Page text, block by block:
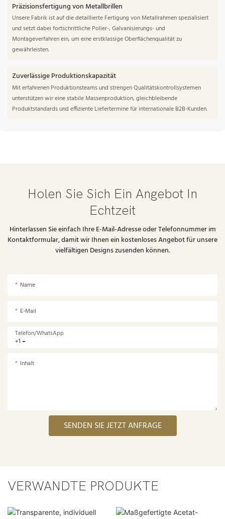
Präzisionsfertigung von Metallbrillen
Unsere Fabrik ist auf die detaillierte Fertigung von Metallrahmen spezialisiert
und setzt dabei fortschrittliche Polier-, Galvanisierungs- und
Montageverfahren ein, um eine erstklassige Oberflächenqualität zu
gewährleisten.
Zuverlässige Produktionskapazität
Mit erfahrenen Produktionsteams und strengen Qualitätskontrollsystemen
unterstützen wir eine stabile Massenproduktion, gleichbleibende
Produktstandards und effiziente Liefertermine für internationale B2B-Kunden.
Holen Sie Sich Ein Angebot In
Echtzeit
Hinterlassen Sie einfach Ihre E-Mail-Adresse oder Telefonnummer im
Kontaktformular, damit wir Ihnen ein kostenloses Angebot für unsere
vielfältigen Designs zusenden können.
Name
E-Mail
+1
Telefon/WhatsApp
Inhalt
SENDEN SIE JETZT ANFRAGE
VERWANDTE PRODUKTE